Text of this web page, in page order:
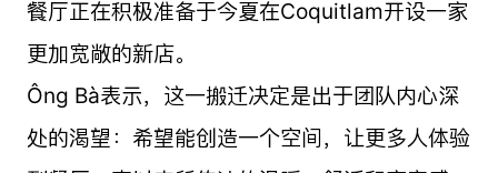
餐厅正在积极准备于今夏在Coquitlam开设一家
更加宽敞的新店。
Ông Bà表示，这一搬迁决定是出于团队内心深
处的渴望：希望能创造一个空间，让更多人体验